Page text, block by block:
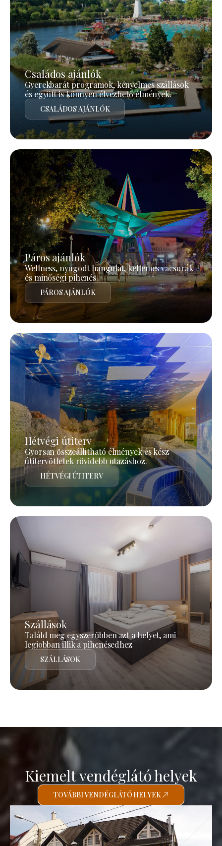
Családos ajánlók
Gyerekbarát programok, kényelmes szállások
és együtt is könnyen élvezhető élmények.
CSALÁDOS AJÁNLÓK
Páros ajánlók
Wellness, nyugodt hangulat, kellemes vacsorák
és minőségi pihenés.
PÁROS AJÁNLÓK
Hétvégi útiterv
Gyorsan összeállítható élmények és kész
útitervötletek rövidebb utazáshoz.
HÉTVÉGI ÚTITERV
Szállások
Találd meg egyszerűbben azt a helyet, ami
legjobban illik a pihenésedhez
SZÁLLÁSOK
Kiemelt vendéglátó helyek
TOVÁBBI VENDÉGLÁTÓ HELYEK